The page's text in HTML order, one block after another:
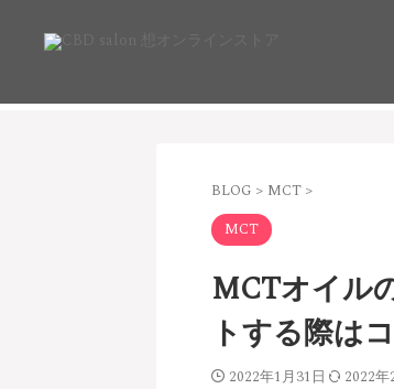
BLOG > MCT >
MCT
MCTオイル
トする際は
2022年1月31日 2022年